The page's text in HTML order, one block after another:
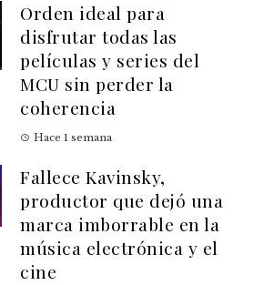
Orden ideal para
disfrutar todas las
películas y series del
MCU sin perder la
coherencia
Hace 1 semana
Fallece Kavinsky,
productor que dejó una
marca imborrable en la
música electrónica y el
cine